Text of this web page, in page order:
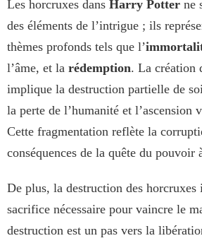
Les horcruxes dans Harry Potter ne
des éléments de l’intrigue ; ils
thèmes profonds tels que l’
l’âme, et la rédemption. La création
implique la destruction partielle de
la perte de l’humanité et l’ascension
Cette fragmentation reflète la
conséquences de la quête du pouvoir
De plus, la destruction des horcruxes
sacrifice nécessaire pour vaincre le
destruction est un pas vers la